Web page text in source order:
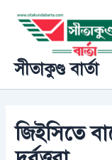
content
সীতাকুণ্ড বার্তা
জিইসিতে
navigation